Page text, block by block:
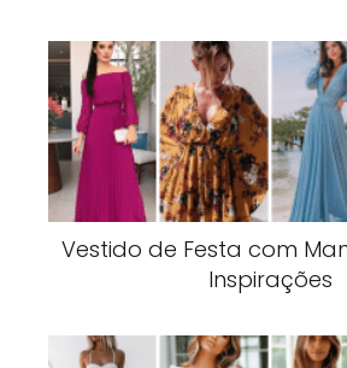
Vestido de Festa com
Inspirações